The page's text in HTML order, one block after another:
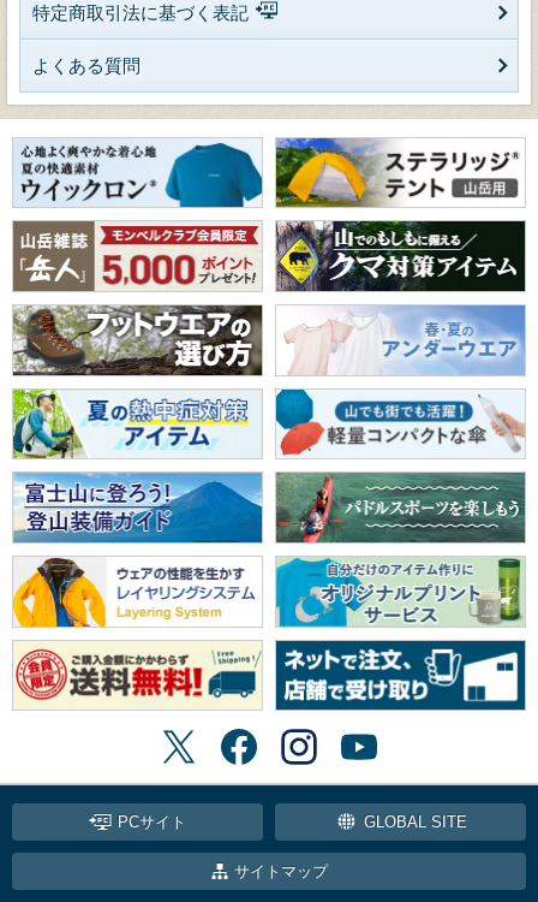
特定商取引法に基づく表記
よくある質問
PCサイト GLOBAL SITE
サイトマップ